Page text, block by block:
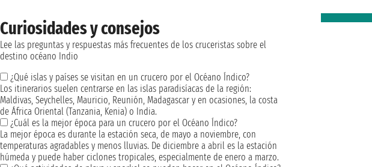
Curiosidades y consejos
Lee las preguntas y respuestas más frecuentes de los cruceristas sobre el
destino océano Indio
¿Qué islas y países se visitan en un crucero por el Océano Índico?
Los itinerarios suelen centrarse en las islas paradisíacas de la región:
Maldivas, Seychelles, Mauricio, Reunión, Madagascar y en ocasiones, la costa
de África Oriental (Tanzania, Kenia) o India.
¿Cuál es la mejor época para un crucero por el Océano Índico?
La mejor época es durante la estación seca, de mayo a noviembre, con
temperaturas agradables y menos lluvias. De diciembre a abril es la estación
húmeda y puede haber ciclones tropicales, especialmente de enero a marzo.